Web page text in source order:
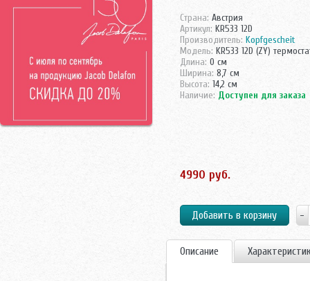
Страна: Австрия
Артикул: KR533 12D
Производитель: Kopfgescheit
Модель: KR533 12D (ZY)
Длина: 0 см
Ширина: 8,7 см
Высота: 14,2 см
Наличие: Доступен для заказа
4990 руб.
Описание